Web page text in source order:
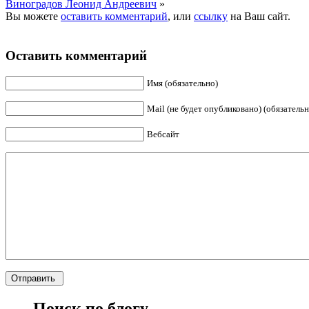
Виноградов Леонид Андреевич »
Вы можете оставить комментарий, или ссылку на Ваш сайт.
Оставить комментарий
Имя (обязательно)
Mail (не будет опубликовано)
Вебсайт